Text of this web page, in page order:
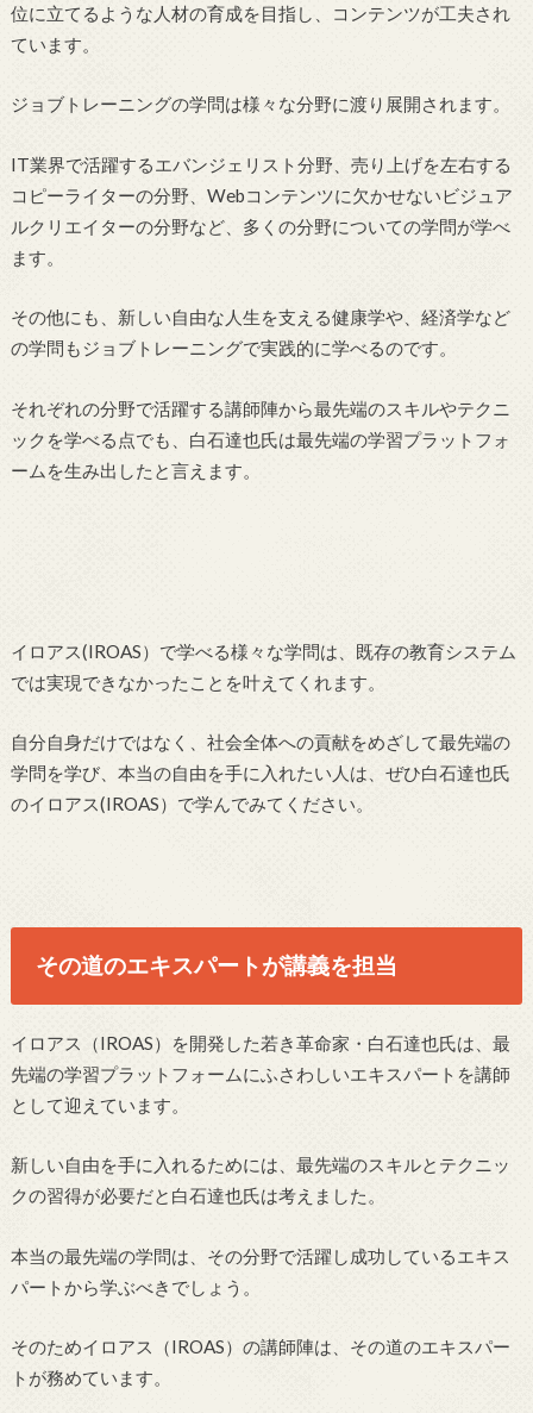
位に立てるような人材の育成を目指し、コンテンツが工夫され
ています。
ジョブトレーニングの学問は様々な分野に渡り展開されます。
IT業界で活躍するエバンジェリスト分野、売り上げを左右する
コピーライターの分野、Webコンテンツに欠かせないビジュア
ルクリエイターの分野など、多くの分野についての学問が学べ
ます。
その他にも、新しい自由な人生を支える健康学や、経済学など
の学問もジョブトレーニングで実践的に学べるのです。
それぞれの分野で活躍する講師陣から最先端のスキルやテクニ
ックを学べる点でも、白石達也氏は最先端の学習プラットフォ
ームを生み出したと言えます。
イロアス(IROAS）で学べる様々な学問は、既存の教育システム
では実現できなかったことを叶えてくれます。
自分自身だけではなく、社会全体への貢献をめざして最先端の
学問を学び、本当の自由を手に入れたい人は、ぜひ白石達也氏
のイロアス(IROAS）で学んでみてください。
その道のエキスパートが講義を担当
イロアス（IROAS）を開発した若き革命家・白石達也氏は、最
先端の学習プラットフォームにふさわしいエキスパートを講師
として迎えています。
新しい自由を手に入れるためには、最先端のスキルとテクニッ
クの習得が必要だと白石達也氏は考えました。
本当の最先端の学問は、その分野で活躍し成功しているエキス
パートから学ぶべきでしょう。
そのためイロアス（IROAS）の講師陣は、その道のエキスパー
トが務めています。